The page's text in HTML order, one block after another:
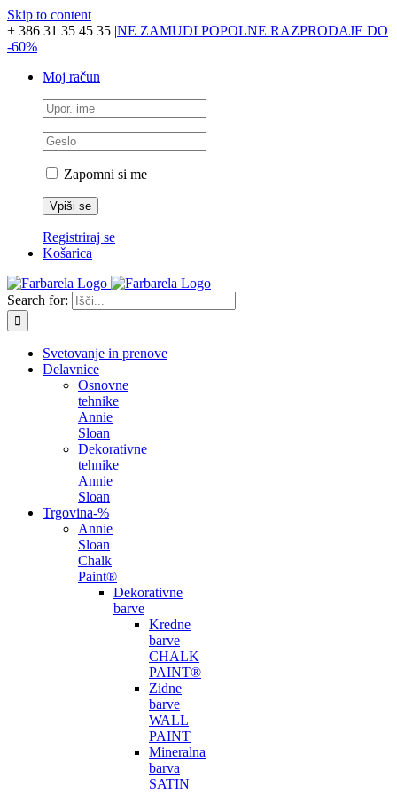
Skip to content
+ 386 31 35 45 35 |NE ZAMUDI POPOLNE RAZPRODAJE DO
-60%
Moj račun
Zapomni si me
Registriraj se
Košarica
Search for:
Svetovanje in prenove
Delavnice
Osnovne
tehnike
Annie
Sloan
Dekorativne
tehnike
Annie
Sloan
Trgovina-%
Annie
Sloan
Chalk
Paint®
Dekorativne
barve
Kredne
barve
CHALK
PAINT®
Zidne
barve
WALL
PAINT
Mineralna
barva
SATIN